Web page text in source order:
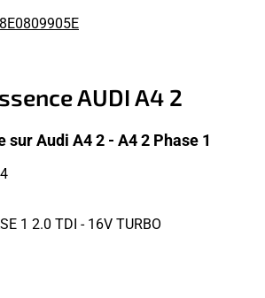
8E0809905E
AUDI A4 2
sur Audi A4 2 - A4 2 Phase 1
1 2.0 TDI - 16V TURBO